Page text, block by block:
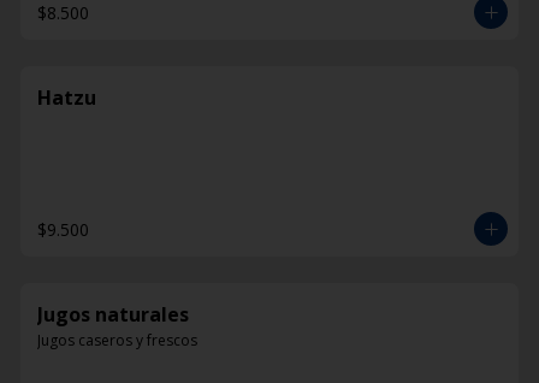
$8.500
Hatzu
$9.500
Jugos naturales
Jugos caseros y frescos